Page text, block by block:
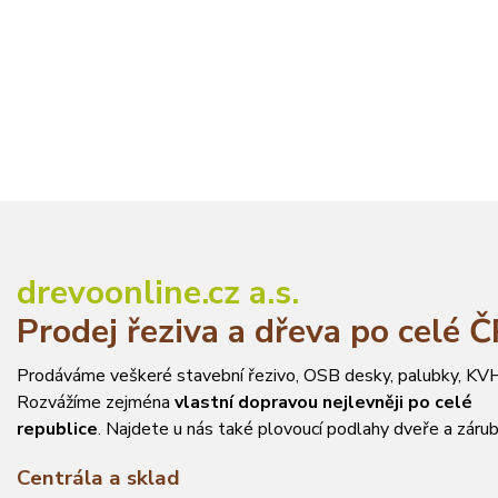
drevoonline.cz a.s.
Prodej řeziva a dřeva po celé
Prodáváme veškeré stavební řezivo, OSB desky, palubky,
Rozvážíme zejména vlastní dopravou nejlevněji po celé
republice. Najdete u nás také plovoucí podlahy dveře a
Centrála a sklad